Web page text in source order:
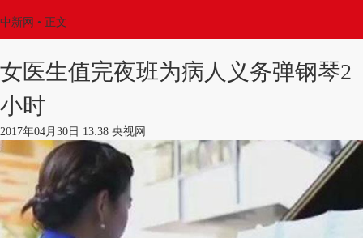
中新网 • 正文
女医生值完夜班为病人义务弹钢琴2
小时
2017年04月30日 13:38 央视网